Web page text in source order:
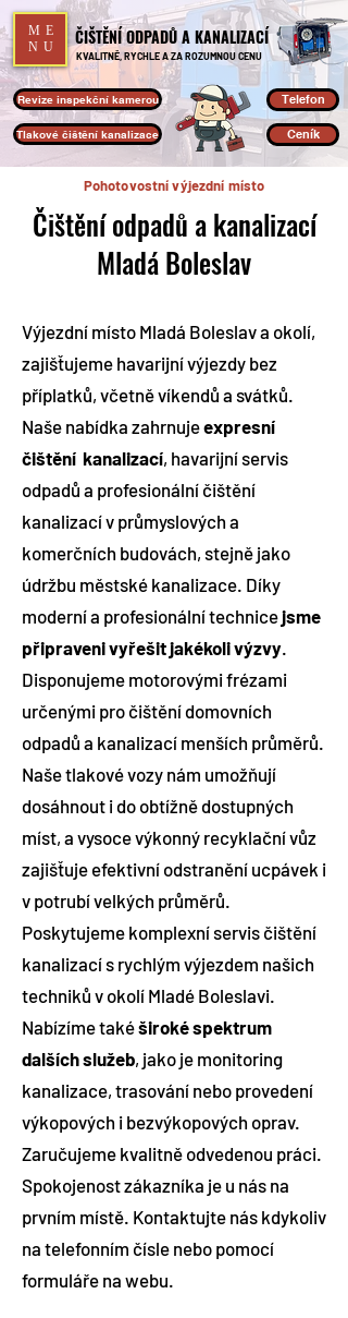
ME
NU
ČIŠTĚNÍ ODPADŮ A KANALIZACÍ
KVALITNĚ, RYCHLE A ZA ROZUMNOU CENU
Revize inspekční kamerou
Tlakové čištění kanalizace
Telefon
Ceník
Pohotovostní výjezdní místo
Čištění odpadů a kanalizací
Mladá Boleslav
Výjezdní místo Mladá Boleslav a okolí,
zajišťujeme havarijní výjezdy bez
příplatků, včetně víkendů a svátků.
Naše nabídka zahrnujeexpresní
čištění kanalizací, havarijní servis
odpadů a profesionální čištění
kanalizací v průmyslových a
komerčních budovách, stejně jako
údržbu městské kanalizace. Díky
moderní a profesionální technicejsme
připraveni vyřešit jakékoli výzvy.
Disponujeme motorovými frézami
určenými pro čištění domovních
odpadů a kanalizací menších průměrů.
Naše tlakové vozy nám umožňují
dosáhnout i do obtížně dostupných
míst, a vysoce výkonný recyklační vůz
zajišťuje efektivní odstranění ucpávek i
v potrubí velkých průměrů.
Poskytujeme komplexní servis čištění
kanalizací s rychlým výjezdem našich
techniků v okolí Mladé Boleslavi.
Nabízíme takéširoké spektrum
dalších služeb, jako je monitoring
kanalizace, trasování nebo provedení
výkopových i bezvýkopových oprav.
Zaručujeme kvalitně odvedenou práci.
Spokojenost zákazníka je u nás na
prvním místě. Kontaktujte nás kdykoliv
na telefonním čísle nebo pomocí
formuláře na webu.